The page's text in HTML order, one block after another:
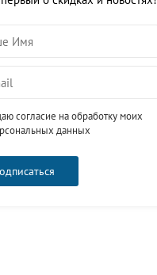
согласие на обработку моих
данных